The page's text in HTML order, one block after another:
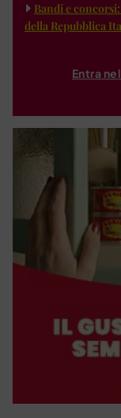
Bandi e
della Repubblica
Entra